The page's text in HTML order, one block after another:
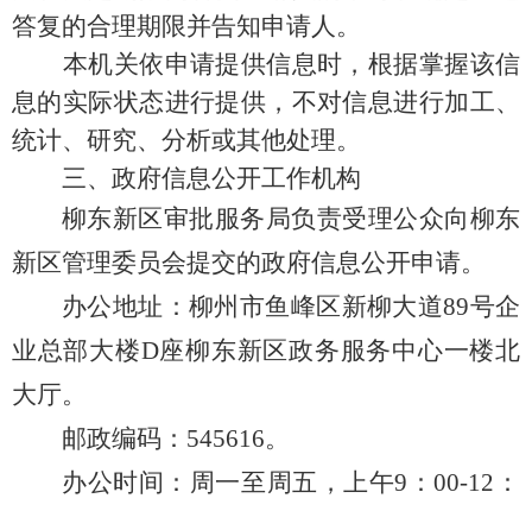
答复的合理期限并告知申请人。
本机关依申请提供信息时，根据掌握该信
息的实际状态进行提供，不对信息进行加工、
统计、研究、分析或其他处理。
三、政府信息公开工作机构
柳东新区审批服务局负责受理公众向柳东
新区管理委员会提交的政府信息公开申请。
办公地址：柳州市鱼峰区新柳大道89号企
业总部大楼D座柳东新区政务服务中心一楼北
大厅。
邮政编码：545616。
办公时间：周一至周五，上午9：00-12：